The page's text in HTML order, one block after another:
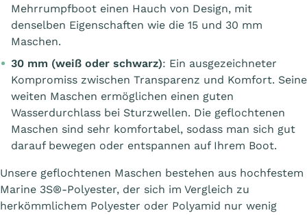
Mehrrumpfboot einen Hauch von Design, mit
denselben Eigenschaften wie die 15 und 30 mm
Maschen.
30 mm (weiß oder schwarz): Ein ausgezeichneter
Kompromiss zwischen Transparenz und Komfort. Seine
weiten Maschen ermöglichen einen guten
Wasserdurchlass bei Sturzwellen. Die geflochtenen
Maschen sind sehr komfortabel, sodass man sich gut
darauf bewegen oder entspannen auf Ihrem Boot.
Unsere geflochtenen Maschen bestehen aus hochfestem
Marine 3S®-Polyester, der sich im Vergleich zu
herkömmlichem Polyester oder Polyamid nur wenig